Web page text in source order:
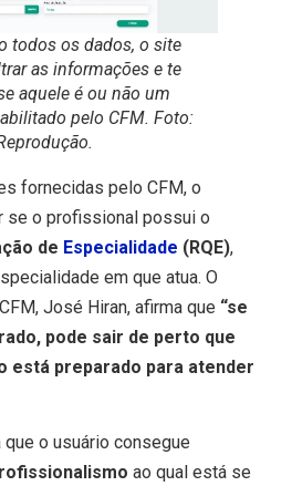
todos os dados, o site
as informações e te
aquele é ou não um
pelo CFM. Foto:
fornecidas pelo CFM, o
se o profissional possui o
de Especialidade (RQE),
em que atua. O
José Hiran, afirma que “se
pode sair de perto que
está preparado para atender
o usuário consegue
ao qual está se